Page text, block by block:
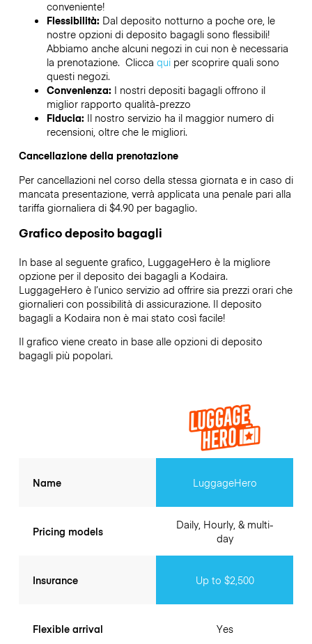
conveniente!
Flessibilità: Dal deposito notturno a poche ore, le
nostre opzioni di deposito bagagli sono flessibili!
Abbiamo anche alcuni negozi in cui non è necessaria
la prenotazione. Clicca quiper scoprire quali sono
questi negozi.
Convenienza: I nostri depositi bagagli offrono il
miglior rapporto qualità-prezzo
Fiducia: Il nostro servizio ha il maggior numero di
recensioni, oltre che le migliori.
Cancellazione della prenotazione
Per cancellazioni nel corso della stessa giornata e in caso di
mancata presentazione, verrà applicata una penale pari alla
tariffa giornaliera di $4.90 per bagaglio.
Grafico deposito bagagli
In base al seguente grafico, LuggageHero è la migliore
opzione per il deposito dei bagagli a Kodaira.
LuggageHero è l’unico servizio ad offrire sia prezzi orari che
giornalieri con possibilità di assicurazione. Il deposito
bagagli a Kodaira non è mai stato così facile!
Il grafico viene creato in base alle opzioni di deposito
bagagli più popolari.
Name
Pricing models
Insurance
Flexible arrival
LuggageHero
Daily, Hourly, & multi-
day
Up to $2,500
Yes